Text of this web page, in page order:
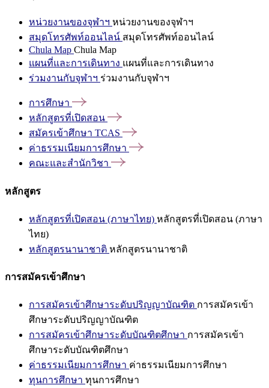
หน่วยงานของจุฬาฯ หน่วยงานของจุฬาฯ
สมุดโทรศัพท์ออนไลน์ สมุดโทรศัพท์ออนไลน์
Chula Map Chula Map
แผนที่และการเดินทาง แผนที่และการเดินทาง
ร่วมงานกับจุฬาฯ ร่วมงานกับจุฬาฯ
การศึกษา
หลักสูตรที่เปิดสอน
สมัครเข้าศึกษา TCAS
ค่าธรรมเนียมการศึกษา
คณะและสำนักวิชา
หลักสูตร
หลักสูตรที่เปิดสอน (ภาษาไทย) หลักสูตรที่เปิดสอน (ภาษา
ไทย)
หลักสูตรนานาชาติ หลักสูตรนานาชาติ
การสมัครเข้าศึกษา
การสมัครเข้าศึกษาระดับปริญญาบัณฑิต การสมัครเข้า
ศึกษาระดับปริญญาบัณฑิต
การสมัครเข้าศึกษาระดับบัณฑิตศึกษา การสมัครเข้า
ศึกษาระดับบัณฑิตศึกษา
ค่าธรรมเนียมการศึกษา ค่าธรรมเนียมการศึกษา
ทุนการศึกษา ทุนการศึกษา